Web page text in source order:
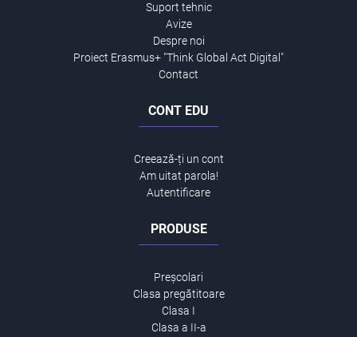
Suport tehnic
Avize
Despre noi
Proiect Erasmus+ "Think Global Act Digital"
Contact
CONT EDU
Creează-ți un cont
Am uitat parola!
Autentificare
PRODUSE
Preșcolari
Clasa pregătitoare
Clasa I
Clasa a II-a